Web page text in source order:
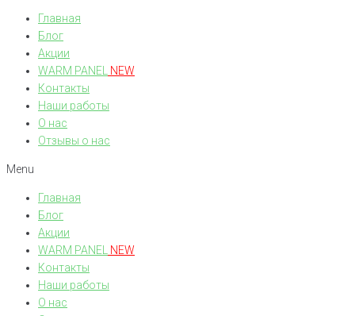
Главная
Блог
Акции
WARM PANEL
NEW
Контакты
Наши работы
О нас
Отзывы о нас
Menu
Главная
Блог
Акции
WARM PANEL
NEW
Контакты
Наши работы
О нас